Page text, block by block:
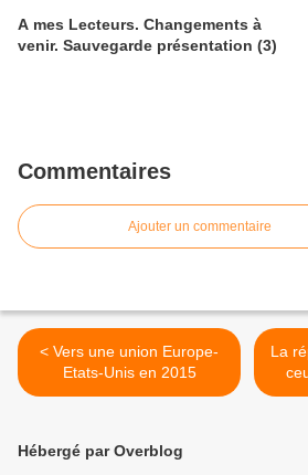
A mes Lecteurs. Changements à
venir. Sauvegarde présentation (3)
Commentaires
Ajouter un commentaire
< Vers une union Europe-
Etats-Unis en 2015
La
Hébergé par Overblog